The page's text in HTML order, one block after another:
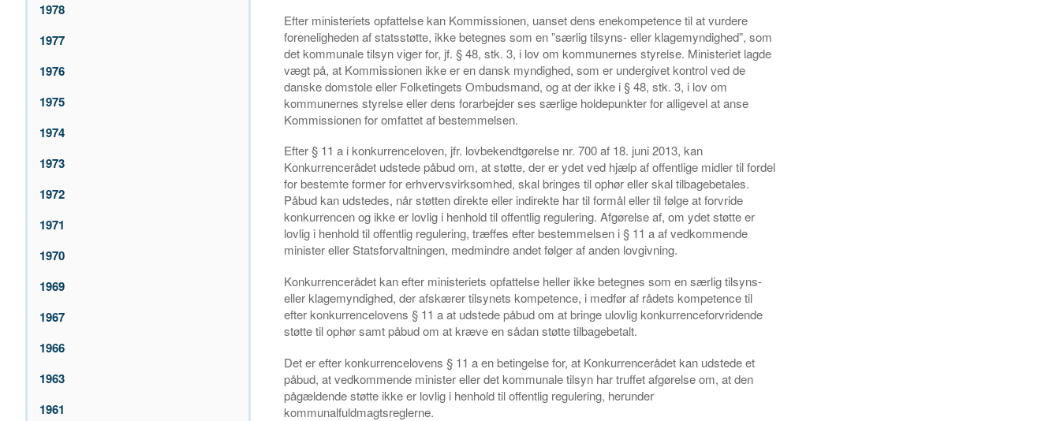
1978
1977
1976
1975
1974
1973
1972
1971
1970
1969
1967
1966
1963
1961
Efter ministeriets opfattelse kan Kommissionen, uanset dens enekompetence til at vurdere
foreneligheden af statsstøtte, ikke betegnes som en ”særlig tilsyns- eller klagemyndighed”, som
det kommunale tilsyn viger for, jf. § 48, stk. 3, i lov om kommunernes styrelse. Ministeriet lagde
vægt på, at Kommissionen ikke er en dansk myndighed, som er undergivet kontrol ved de
danske domstole eller Folketingets Ombudsmand, og at der ikke i § 48, stk. 3, i lov om
kommunernes styrelse eller dens forarbejder ses særlige holdepunkter for alligevel at anse
Kommissionen for omfattet af bestemmelsen.
Efter § 11 a i konkurrenceloven, jfr. lovbekendtgørelse nr. 700 af 18. juni 2013, kan
Konkurrencerådet udstede påbud om, at støtte, der er ydet ved hjælp af offentlige midler til fordel
for bestemte former for erhvervsvirksomhed, skal bringes til ophør eller skal tilbagebetales.
Påbud kan udstedes, når støtten direkte eller indirekte har til formål eller til følge at forvride
konkurrencen og ikke er lovlig i henhold til offentlig regulering. Afgørelse af, om ydet støtte er
lovlig i henhold til offentlig regulering, træffes efter bestemmelsen i § 11 a af vedkommende
minister eller Statsforvaltningen, medmindre andet følger af anden lovgivning.
Konkurrencerådet kan efter ministeriets opfattelse heller ikke betegnes som en særlig tilsyns-
eller klagemyndighed, der afskærer tilsynets kompetence, i medfør af rådets kompetence til
efter konkurrencelovens § 11 a at udstede påbud om at bringe ulovlig konkurrenceforvridende
støtte til ophør samt påbud om at kræve en sådan støtte tilbagebetalt.
Det er efter konkurrencelovens § 11 a en betingelse for, at Konkurrencerådet kan udstede et
påbud, at vedkommende minister eller det kommunale tilsyn har truffet afgørelse om, at den
pågældende støtte ikke er lovlig i henhold til offentlig regulering, herunder
kommunalfuldmagtsreglerne.